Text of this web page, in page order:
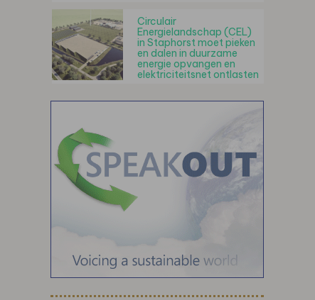
Circulair
Energielandschap (CEL)
in Staphorst moet pieken
en dalen in duurzame
energie opvangen en
elektriciteitsnet ontlasten